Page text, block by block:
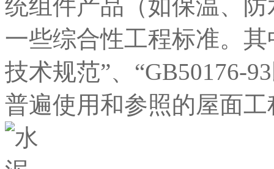
统组件产品（如保温、
一些综合性工程标准。其
技术规范”、“GB50176-
普遍使用和参照的屋面